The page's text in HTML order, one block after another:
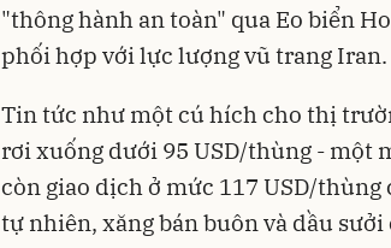
"thông hành an toàn" qua Eo biển
phối hợp với lực lượng vũ trang Iran.
Tin tức như một cú hích cho thị
rơi xuống dưới 95 USD/thùng - một
còn giao dịch ở mức 117 USD/
tự nhiên, xăng bán buôn và dầu